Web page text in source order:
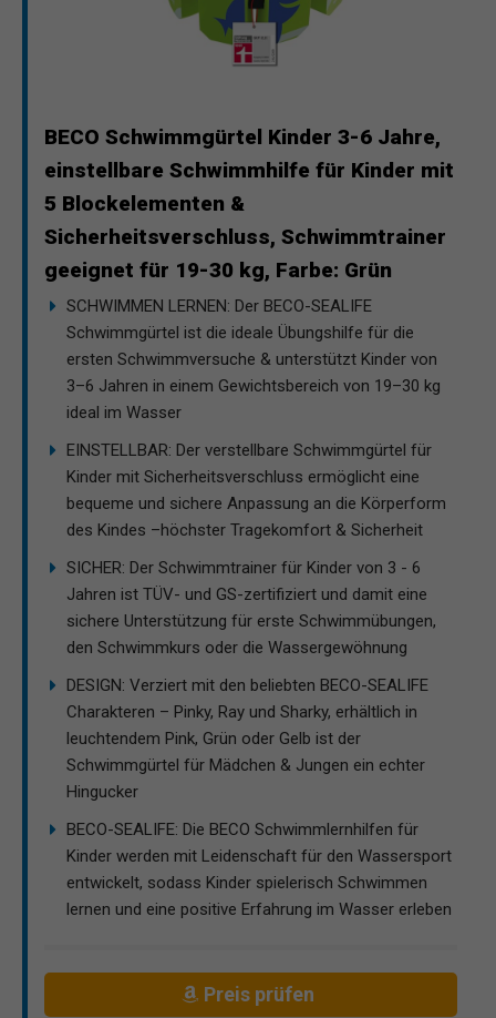
BECO Schwimmgürtel Kinder 3-6 Jahre,
einstellbare Schwimmhilfe für Kinder mit
5 Blockelementen &
Sicherheitsverschluss, Schwimmtrainer
geeignet für 19-30 kg, Farbe: Grün
SCHWIMMEN LERNEN: Der BECO-SEALIFE
Schwimmgürtel ist die ideale Übungshilfe für die
ersten Schwimmversuche & unterstützt Kinder von
3–6 Jahren in einem Gewichtsbereich von 19–30 kg
ideal im Wasser
EINSTELLBAR: Der verstellbare Schwimmgürtel für
Kinder mit Sicherheitsverschluss ermöglicht eine
bequeme und sichere Anpassung an die Körperform
des Kindes –höchster Tragekomfort & Sicherheit
SICHER: Der Schwimmtrainer für Kinder von 3 - 6
Jahren ist TÜV- und GS-zertifiziert und damit eine
sichere Unterstützung für erste Schwimmübungen,
den Schwimmkurs oder die Wassergewöhnung
DESIGN: Verziert mit den beliebten BECO-SEALIFE
Charakteren – Pinky, Ray und Sharky, erhältlich in
leuchtendem Pink, Grün oder Gelb ist der
Schwimmgürtel für Mädchen & Jungen ein echter
Hingucker
BECO-SEALIFE: Die BECO Schwimmlernhilfen für
Kinder werden mit Leidenschaft für den Wassersport
entwickelt, sodass Kinder spielerisch Schwimmen
lernen und eine positive Erfahrung im Wasser erleben
Preis prüfen